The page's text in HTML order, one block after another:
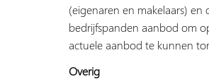
(eigenaren en makelaars)
bedrijfspanden aanbod om
actuele aanbod te kunnen
Overig